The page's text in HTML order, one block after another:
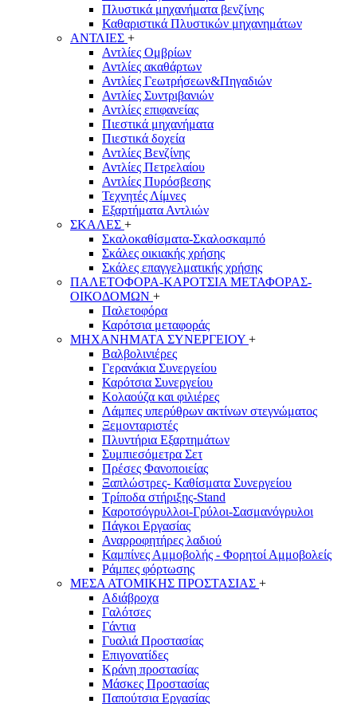
Πλυστικά μηχανήματα βενζίνης
Καθαριστικά Πλυστικών μηχανημάτων
ΑΝΤΛΙΕΣ +
Αντλίες Ομβρίων
Αντλίες ακαθάρτων
Αντλίες Γεωτρήσεων&Πηγαδιών
Αντλίες Συντριβανιών
Αντλίες επιφανείας
Πιεστικά μηχανήματα
Πιεστικά δοχεία
Αντλίες Βενζίνης
Αντλίες Πετρελαίου
Αντλίες Πυρόσβεσης
Τεχνητές Λίμνες
Εξαρτήματα Αντλιών
ΣΚΑΛΕΣ +
Σκαλοκαθίσματα-Σκαλοσκαμπό
Σκάλες οικιακής χρήσης
Σκάλες επαγγελματικής χρήσης
ΠΑΛΕΤΟΦΟΡΑ-ΚΑΡΟΤΣΙΑ ΜΕΤΑΦΟΡΑΣ-
ΟΙΚΟΔΟΜΩΝ +
Παλετοφόρα
Καρότσια μεταφοράς
ΜΗΧΑΝΗΜΑΤΑ ΣΥΝΕΡΓΕΙΟΥ +
Βαλβολινιέρες
Γερανάκια Συνεργείου
Καρότσια Συνεργείου
Κολαούζα και φιλιέρες
Λάμπες υπερύθρων ακτίνων στεγνώματος
Ξεμονταριστές
Πλυντήρια Εξαρτημάτων
Συμπιεσόμετρα Σετ
Πρέσες Φανοποιείας
Ξαπλώστρες- Καθίσματα Συνεργείου
Τρίποδα στήριξης-Stand
Καροτσόγρυλλοι-Γρύλοι-Σασμανόγρυλοι
Πάγκοι Εργασίας
Αναρροφητήρες λαδιού
Καμπίνες Αμμοβολής - Φορητοί Αμμοβολείς
Ράμπες φόρτωσης
ΜΕΣΑ ΑΤΟΜΙΚΗΣ ΠΡΟΣΤΑΣΙΑΣ +
Αδιάβροχα
Γαλότσες
Γάντια
Γυαλιά Προστασίας
Επιγονατίδες
Κράνη προστασίας
Μάσκες Προστασίας
Παπούτσια Εργασίας